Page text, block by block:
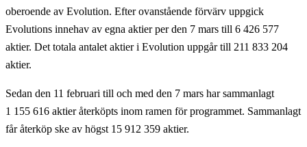
oberoende av Evolution. Efter ovanstående förvärv uppgick
Evolutions innehav av egna aktier per den 7 mars till 6 426 577
aktier. Det totala antalet aktier i Evolution uppgår till 211 833 204
aktier.
Sedan den 11 februari till och med den 7 mars har sammanlagt
1 155 616 aktier återköpts inom ramen för programmet. Sammanlagt
får återköp ske av högst 15 912 359 aktier.